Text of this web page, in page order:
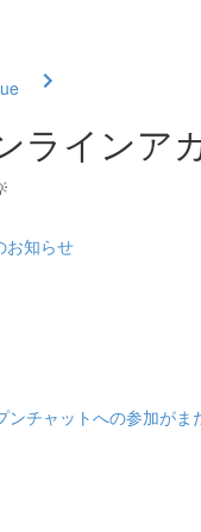
ラインア
知らせ
チャットへの参加がま